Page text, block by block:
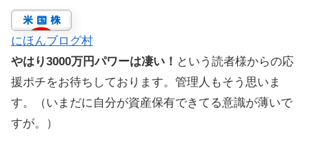
にほんブログ村
やはり3000万円パワーは凄い！ という読者様からの応
援ポチをお待ちしております。管理人もそう思いま
す。（いまだに自分が資産保有できてる意識が薄いで
すが。）